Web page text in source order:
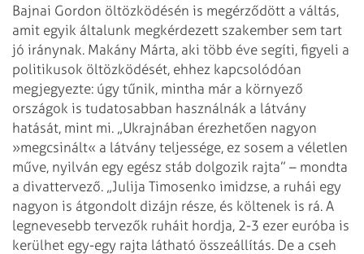
Bajnai Gordon öltözködésén is megérződött a váltás,
amit egyik általunk megkérdezett szakember sem tart
jó iránynak. Makány Márta, aki több éve segíti, figyeli a
politikusok öltözködését, ehhez kapcsolódóan
megjegyezte: úgy tűnik, mintha már a környező
országok is tudatosabban használnák a látvány
hatását, mint mi. „Ukrajnában érezhetően nagyon
»megcsinált« a látvány teljessége, ez sosem a véletlen
műve, nyilván egy egész stáb dolgozik rajta” – mondta
a divattervező. „Julija Timosenko imidzse, a ruhái egy
nagyon is átgondolt dizájn része, és költenek is rá. A
legnevesebb tervezők ruháit hordja, 2-3 ezer euróba is
kerülhet egy-egy rajta látható összeállítás. De a cseh